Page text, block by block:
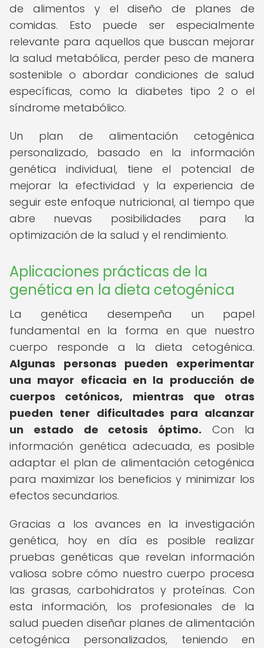
de alimentos y el diseño de planes de
comidas. Esto puede ser especialmente
relevante para aquellos que buscan mejorar
la salud metabólica, perder peso de manera
sostenible o abordar condiciones de salud
específicas, como la diabetes tipo 2 o el
síndrome metabólico.
Un plan de alimentación cetogénica
personalizado, basado en la información
genética individual, tiene el potencial de
mejorar la efectividad y la experiencia de
seguir este enfoque nutricional, al tiempo que
abre nuevas posibilidades para la
optimización de la salud y el rendimiento.
Aplicaciones prácticas de la
genética en la dieta cetogénica
La genética desempeña un papel
fundamental en la forma en que nuestro
cuerpo responde a la dieta cetogénica.
Algunas personas pueden experimentar
una mayor eficacia en la producción de
cuerpos cetónicos, mientras que otras
pueden tener dificultades para alcanzar
un estado de cetosis óptimo. Con la
información genética adecuada, es posible
adaptar el plan de alimentación cetogénica
para maximizar los beneficios y minimizar los
efectos secundarios.
Gracias a los avances en la investigación
genética, hoy en día es posible realizar
pruebas genéticas que revelan información
valiosa sobre cómo nuestro cuerpo procesa
las grasas, carbohidratos y proteínas. Con
esta información, los profesionales de la
salud pueden diseñar planes de alimentación
cetogénica personalizados, teniendo en